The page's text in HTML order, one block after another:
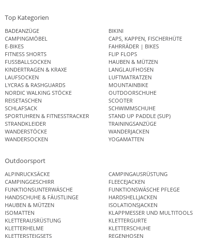
Top Kategorien
BADEANZÜGE
BIKINI
CAMPINGMÖBEL
CAPS, KAPPEN, FISCHERHÜTE
E-BIKES
FAHRRÄDER | BIKES
FITNESS SHORTS
FLIP FLOPS
FUSSBALLSOCKEN
HAUBEN & MÜTZEN
KINDERTRAGEN & KRAXE
LANGLAUFHOSEN
LAUFSOCKEN
LUFTMATRATZEN
LYCRAS & RASHGUARDS
MOUNTAINBIKE
NORDIC WALKING STÖCKE
OUTDOORSCHUHE
REISETASCHEN
SCOOTER
SCHLAFSACK
SCHWIMMSCHUHE
SPORTUHREN & FITNESSTRACKER
STAND UP PADDLE (SUP)
STRANDKLEIDER
TRAININGSANZÜGE
WANDERSTÖCKE
WANDERJACKEN
WANDERSOCKEN
YOGAMATTEN
Outdoorsport
ALPINRUCKSÄCKE
CAMPINGAUSRÜSTUNG
CAMPINGGESCHIRR
FLEECEJACKEN
FUNKTIONSUNTERWÄSCHE
FUNKTIONSWÄSCHE PFLEGE
HANDSCHUHE & FÄUSTLINGE
HARDSHELLJACKEN
HAUBEN & MÜTZEN
ISOLATIONSJACKEN
ISOMATTEN
KLAPPMESSER UND MULTITOOLS
KLETTERAUSRÜSTUNG
KLETTERGURTE
KLETTERHELME
KLETTERSCHUHE
KLETTERSTEIGSETS
REGENHOSEN